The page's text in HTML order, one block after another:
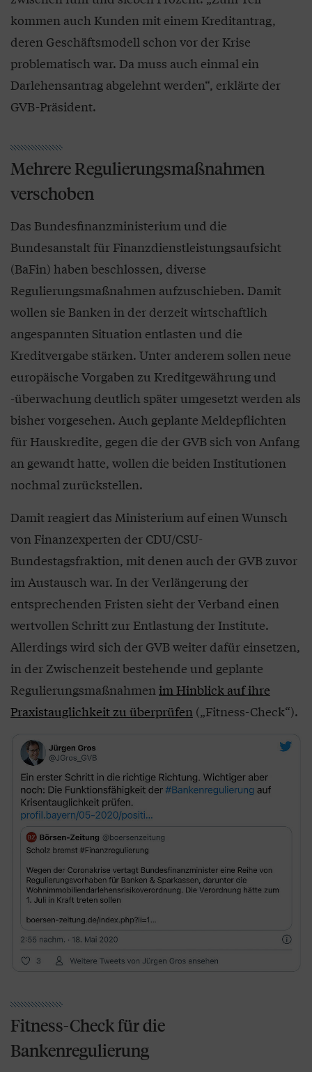
kommen auch Kunden mit einem Kreditantrag,
deren Geschäftsmodell schon vor der Krise
problematisch war. Da muss auch einmal ein
Darlehensantrag abgelehnt werden“, erklärte der
GVB-Präsident.
Mehrere Regulierungsmaßnahmen
verschoben
Das Bundesfinanzministerium und die
Bundesanstalt für Finanzdienstleistungsaufsicht
(BaFin) haben beschlossen, diverse
Regulierungsmaßnahmen aufzuschieben. Damit
wollen sie Banken in der derzeit wirtschaftlich
angespannten Situation entlasten und die
Kreditvergabe stärken. Unter anderem sollen neue
europäische Vorgaben zu Kreditgewährung und
-überwachung deutlich später umgesetzt werden als
bisher vorgesehen. Auch geplante Meldepflichten
für Hauskredite, gegen die der GVB sich von Anfang
an gewandt hatte, wollen die beiden Institutionen
nochmal zurückstellen.
Damit reagiert das Ministerium auf einen Wunsch
von Finanzexperten der CDU/CSU-
Bundestagsfraktion, mit denen auch der GVB zuvor
im Austausch war. In der Verlängerung der
entsprechenden Fristen sieht der Verband einen
wertvollen Schritt zur Entlastung der Institute.
Allerdings wird sich der GVB weiter dafür einsetzen,
in der Zwischenzeit bestehende und geplante
Regulierungsmaßnahmen im Hinblick auf ihre
Praxistauglichkeit zu überprüfen („Fitness-Check“).
Fitness-Check für die
Bankenregulierung